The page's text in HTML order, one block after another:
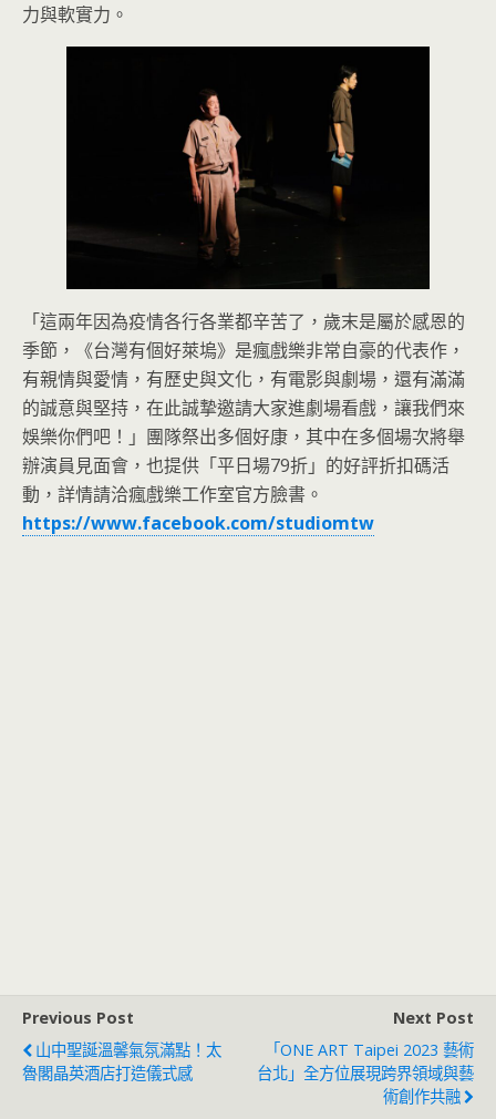
力與軟實力。
「這兩年因為疫情各行各業都辛苦了，歲末是屬於感恩的
季節，《台灣有個好萊塢》是瘋戲樂非常自豪的代表作，
有親情與愛情，有歷史與文化，有電影與劇場，還有滿滿
的誠意與堅持，在此誠摯邀請大家進劇場看戲，讓我們來
娛樂你們吧！」團隊祭出多個好康，其中在多個場次將舉
辦演員見面會，也提供「平日場79折」的好評折扣碼活
動，詳情請洽瘋戲樂工作室官方臉書。
https://www.facebook.com/studiomtw
Previous Post
山中聖誕溫馨氣氛滿點！太
魯閣晶英酒店打造儀式感
Next Post
「ONE ART Taipei 2023 藝術
台北」全方位展現跨界領域與藝
術創作共融